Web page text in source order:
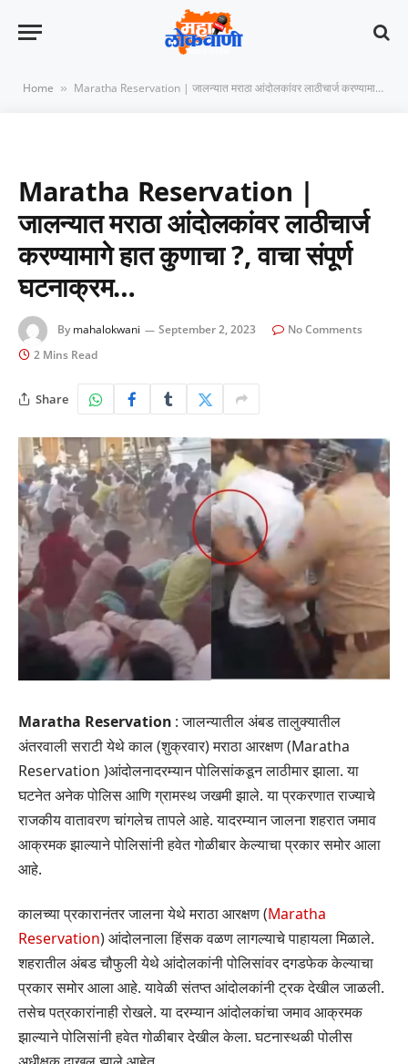
Home » Maratha Reservation | जालन्यात मराठा आंदोलकांवर लाठीचार्ज करण्यामागे हात कुणाचा ?, वाचा संपूर्ण घटनाक्रम…
Maratha Reservation |
जालन्यात मराठा आंदोलकांवर लाठीचार्ज
करण्यामागे हात कुणाचा ?, वाचा संपूर्ण
घटनाक्रम…
By mahalokwani September 2, 2023
No Comments
2 Mins Read
Share
Maratha Reservation : जालन्यातील अंबड तालुक्यातील
अंतरवाली सराटी येथे काल (शुक्रवार) मराठा आरक्षण (Maratha
Reservation )आंदोलनादरम्यान पोलिसांकडून लाठीमार झाला. या
घटनेत अनेक पोलिस आणि ग्रामस्थ जखमी झाले. या प्रकरणात राज्याचे
राजकीय वातावरण चांगलेच तापले आहे. यादरम्यान जालना शहरात जमाव
आक्रमक झाल्याने पोलिसांनी हवेत गोळीबार केल्याचा प्रकार समोर आला
आहे.
कालच्या प्रकारानंतर जालना येथे मराठा आरक्षण (Maratha
Reservation) आंदोलनाला हिंसक वळण लागल्याचे पाहायला मिळाले.
शहरातील अंबड चौफुली येथे आंदोलकांनी पोलिसांवर दगडफेक केल्याचा
प्रकार समोर आला आहे. यावेळी संतप्त आंदोलकांनी ट्रक देखील जाळली.
तसेच पत्रकारांनाही रोखले. या दरम्यान आंदोलकांचा जमाव आक्रमक
झाल्याने पोलिसांनी हवेत गोळीबार देखील केला. घटनास्थळी पोलीस